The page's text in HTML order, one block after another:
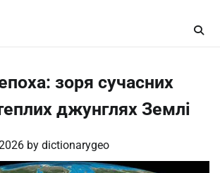
зоря сучасних
джунглях Землі
by dictionarygeo